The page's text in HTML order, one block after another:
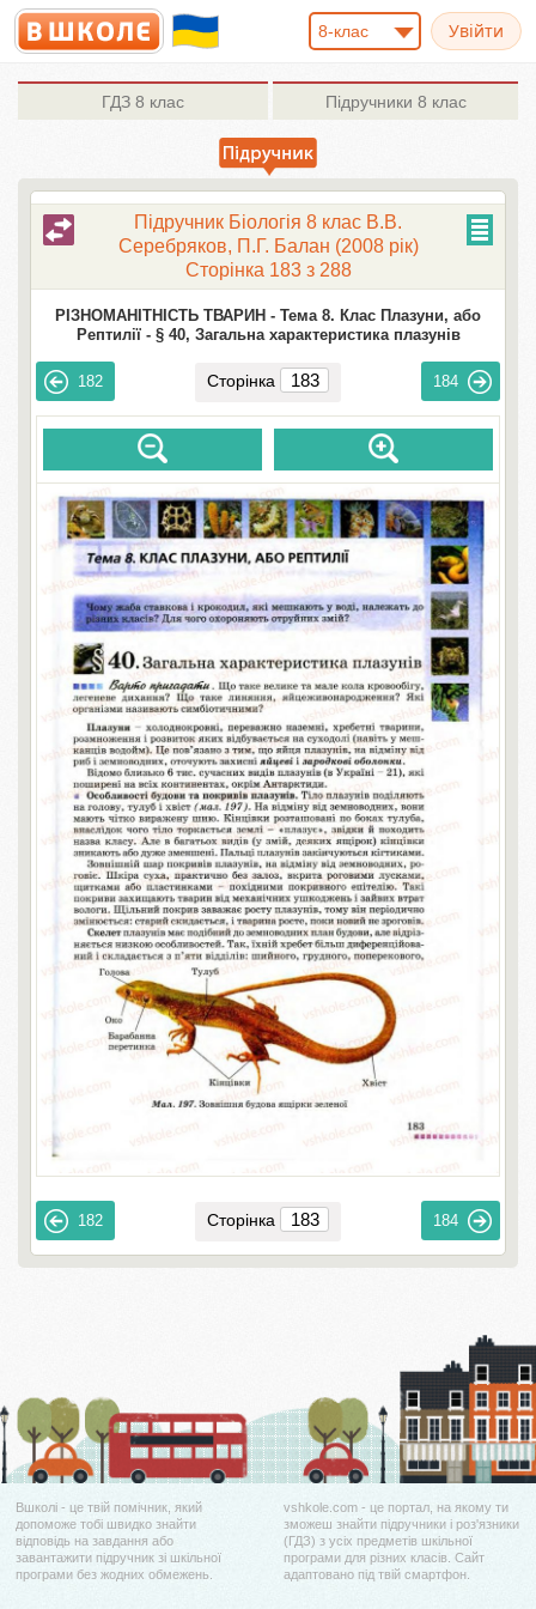
8-клас
ГДЗ 8 клас Підручники 8 клас
Підручник Біологія 8 клас В.В.
Серебряков, П.Г. Балан (2008 рік)
Сторінка 183 з 288
РІЗНОМАНІТНІСТЬ ТВАРИН - Тема 8. Клас Плазуни, або
Рептилії - § 40, Загальна характеристика плазунів
182 Сторінка 184
182 Сторінка 184
Вшколі - це твій помічник, який
допоможе тобі швидко знайти
відповідь на завдання або
завантажити підручник зі шкільної
програми без жодних обмежень.
vshkole.com - це портал, на якому ти
зможеш знайти підручники і роз'язники
(ГДЗ) з усіх предметів шкільної
програми для різних класів. Сайт
адаптовано під твій смартфон.